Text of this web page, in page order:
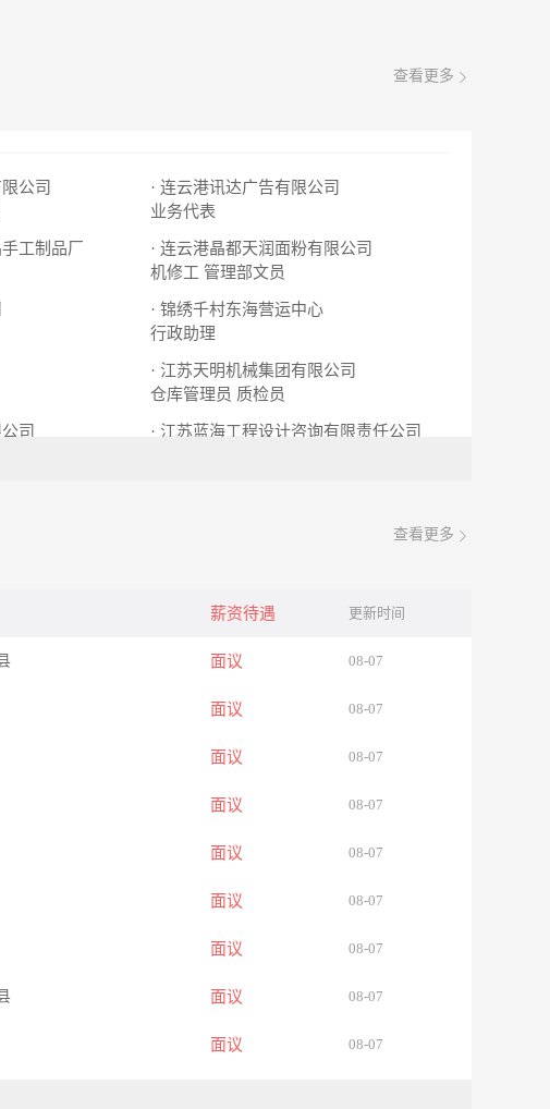
查看更多
公司
· 连云港讯达广告有限公司
业务代表
工制品厂
· 连云港晶都天润面粉有限公司
机修工 管理部文员
· 锦绣千村东海营运中心
行政助理
· 江苏天明机械集团有限公司
仓库管理员 质检员
司
· 江苏蓝海工程设计咨询有限责任公司
查看更多
薪资待遇 更新时间
面议 08-07
面议 08-07
面议 08-07
面议 08-07
面议 08-07
面议 08-07
面议 08-07
面议 08-07
面议 08-07